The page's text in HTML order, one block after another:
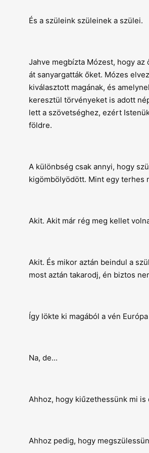
És a szüleink szüleinek a szülei.
Jahve megbízta Mózest, hogy
át sanyargatták őket. Mózes
kiválasztott magának, és
keresztül törvényeket is adott
lett a szövetséghez, ezért
földre.
A különbség csak annyi, hogy
kigömbölyödött. Mint egy terhes
Akit. Akit már rég meg kellet
Akit. És mikor aztán beindul a
most aztán takarodj, én biztos
Így lökte ki magából a vén
Na, de...
Ahhoz, hogy kiűzethessünk mi
Ahhoz pedig, hogy